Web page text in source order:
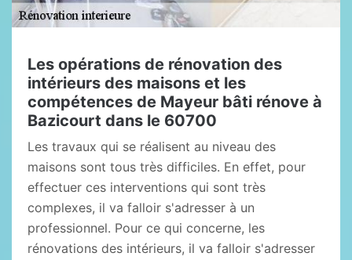
Les opérations de rénovation des
intérieurs des maisons et les
compétences de Mayeur bâti rénove à
Bazicourt dans le 60700
Les travaux qui se réalisent au niveau des
maisons sont tous très difficiles. En effet, pour
effectuer ces interventions qui sont très
complexes, il va falloir s'adresser à un
professionnel. Pour ce qui concerne, les
rénovations des intérieurs, il va falloir s'adresser